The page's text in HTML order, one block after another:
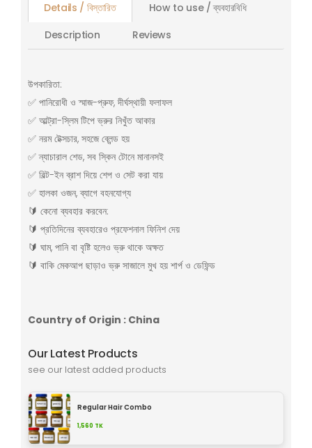
Details / বিস্তারিত
How to use / ব্যবহারবিধি
Description
Reviews
উপকারিতা:
✅ পানিরোধী ও স্মাজ-প্রুফ, দীর্ঘস্থায়ী ফলাফল
✅ আল্ট্রা-স্লিম টিপে ভ্রুর নিখুঁত আকার
✅ নরম টেক্সচার, সহজে ব্লেন্ড হয়
✅ ন্যাচারাল শেড, সব স্কিন টোনে মানানসই
✅ বিল্ট-ইন ব্রাশ দিয়ে শেপ ও সেট করা যায়
✅ হালকা ওজন, ব্যাগে বহনযোগ্য
🔰 কেনো ব্যবহার করবেন:
🔰 প্রতিদিনের ব্যবহারেও প্রফেশনাল ফিনিশ দেয়
🔰 ঘাম, পানি বা বৃষ্টি হলেও ভ্রু থাকে অক্ষত
🔰 বাকি মেকআপ ছাড়াও ভ্রু সাজালে মুখ হয় শার্প ও ডেফিন্ড
Country of Origin : China
Our Latest Products
see our latest added products
Regular Hair Combo
1,560 TK